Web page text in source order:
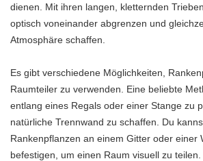
dienen. Mit ihren langen, kletternden
optisch voneinander abgrenzen und
Atmosphäre schaffen.
Es gibt verschiedene Möglichkeiten,
Raumteiler zu verwenden. Eine beliebte
entlang eines Regals oder einer Stange zu
natürliche Trennwand zu schaffen. Du
Rankenpflanzen an einem Gitter oder einer
befestigen, um einen Raum visuell zu teilen.